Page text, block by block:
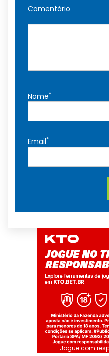
Comentário
Nome*
Email*
Jogue com